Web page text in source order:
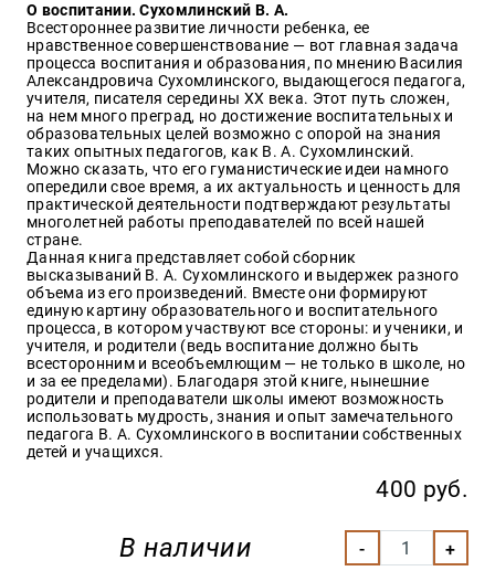
О воспитании. Сухомлинский В. А.
Всестороннее развитие личности ребенка, ее
нравственное совершенствование — вот главная задача
процесса воспитания и образования, по мнению Василия
Александровича Сухомлинского, выдающегося педагога,
учителя, писателя середины XX века. Этот путь сложен,
на нем много преград, но достижение воспитательных и
образовательных целей возможно с опорой на знания
таких опытных педагогов, как В. А. Сухомлинский.
Можно сказать, что его гуманистические идеи намного
опередили свое время, а их актуальность и ценность для
практической деятельности подтверждают результаты
многолетней работы преподавателей по всей нашей
стране.
Данная книга представляет собой сборник
высказываний В. А. Сухомлинского и выдержек разного
объема из его произведений. Вместе они формируют
единую картину образовательного и воспитательного
процесса, в котором участвуют все стороны: и ученики, и
учителя, и родители (ведь воспитание должно быть
всесторонним и всеобъемлющим — не только в школе, но
и за ее пределами). Благодаря этой книге, нынешние
родители и преподаватели школы имеют возможность
использовать мудрость, знания и опыт замечательного
педагога В. А. Сухомлинского в воспитании собственных
детей и учащихся.
400 руб.
В наличии
Красота
и
здоровье
Оптовикам
Авторам
Контакты
Мероприятия
+7(499)
350-17-
79
Москва
pochta@den-
magazin.ru